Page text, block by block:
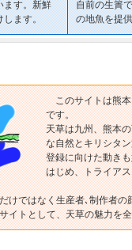
ます。新鮮
します。
自前の生簀
の地魚を提
このサイトは熊本
です。
天草は九州、熊本
な自然とキリシタ
登録に向けた動き
はじめ、トライア
ではなく生産者､制作者の
イトとして、天草の魅力を